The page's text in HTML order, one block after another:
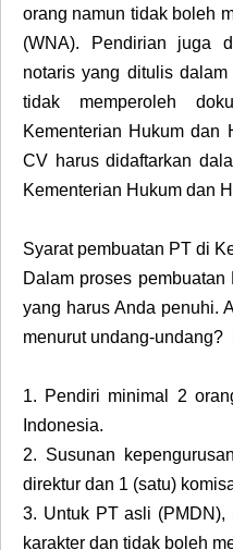
orang namun tidak boleh
(WNA). Pendirian juga
notaris yang ditulis
tidak memperoleh
Kementerian Hukum dan
CV harus didaftarkan
Kementerian Hukum dan
Syarat pembuatan PT di
Dalam proses
yang harus Anda penuhi.
menurut undang-undang?
1. Pendiri minimal 2
Indonesia.
2. Susunan
direktur dan 1 (satu)
3. Untuk PT asli
karakter dan tidak boleh